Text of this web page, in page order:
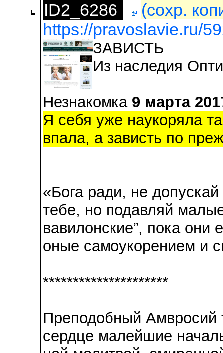
ID2_6286
(сохр.
https://pravoslavie.ru/
ЗАВИСТЬ
Из наследия
Незнакомка 9 марта
Я себя уже наукоряла
впала, а зависть по
«Бога ради, не
тебе, но подавляй
вавилонские”, пока
оные самоукорением и
*********************
Преподобный Амвросий
сердце малейшие